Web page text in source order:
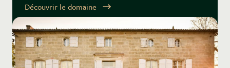
Découvrir le domaine